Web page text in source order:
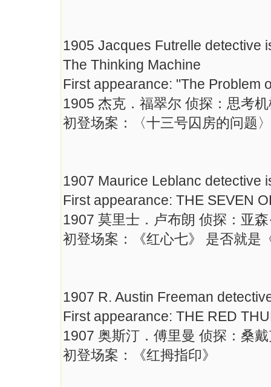
1905 Jacques Futrelle detective
The Thinking Machine
First appearance: "The Problem
1905 杰克．福翠尔 侦探：思考机
初登场案：〈十三号囚房的问题〉
1907 Maurice Leblanc detective
First appearance: THE SEVEN
1907 莫里士．卢布朗 侦探：亚森
初登场案：《红心七》 是否就是
1907 R. Austin Freeman
First appearance: THE RED
1907 奥斯汀．傅里曼 侦探：桑
初登场案：《红拇指印》